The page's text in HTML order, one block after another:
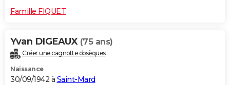
Famille FIQUET
Yvan DIGEAUX (75 ans)
Créer une cagnotte obsèques
Naissance
30/09/1942 à Saint-Mard